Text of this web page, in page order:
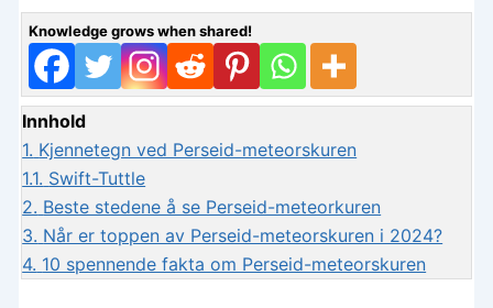
Knowledge grows when shared!
Innhold
1. Kjennetegn ved Perseid-meteorskuren
1.1. Swift-Tuttle
2. Beste stedene å se Perseid-meteorkuren
3. Når er toppen av Perseid-meteorskuren i 2024?
4. 10 spennende fakta om Perseid-meteorskuren